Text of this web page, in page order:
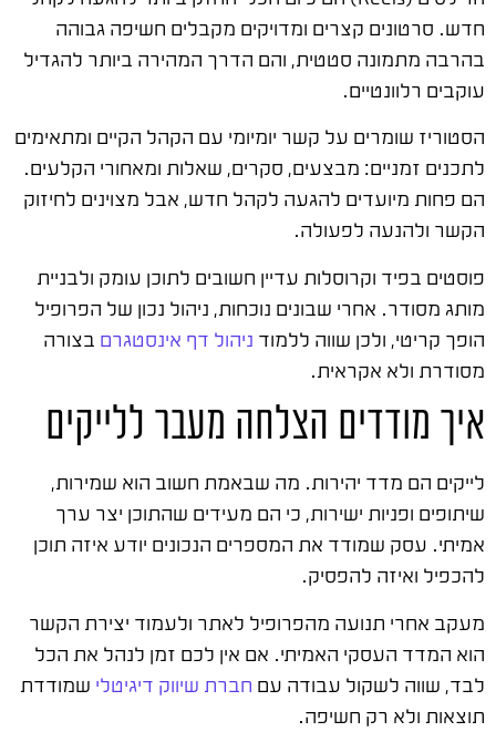
חדש. סרטונים קצרים ומדויקים מקבלים חשיפה גבוהה
בהרבה מתמונה סטטית, והם הדרך המהירה ביותר להגדיל
עוקבים רלוונטיים.
הסטוריז שומרים על קשר יומיומי עם הקהל הקיים ומתאימים
לתכנים זמניים: מבצעים, סקרים, שאלות ומאחורי הקלעים.
הם פחות מיועדים להגעה לקהל חדש, אבל מצוינים לחיזוק
הקשר ולהנעה לפעולה.
פוסטים בפיד וקרוסלות עדיין חשובים לתוכן עומק ולבניית
מותג מסודר. אחרי שבונים נוכחות, ניהול נכון של הפרופיל
הופך קריטי, ולכן שווה ללמוד ניהול דף אינסטגרם בצורה
מסודרת ולא אקראית.
איך מודדים הצלחה מעבר ללייקים
לייקים הם מדד יהירות. מה שבאמת חשוב הוא שמירות,
שיתופים ופניות ישירות, כי הם מעידים שהתוכן יצר ערך
אמיתי. עסק שמודד את המספרים הנכונים יודע איזה תוכן
להכפיל ואיזה להפסיק.
מעקב אחרי תנועה מהפרופיל לאתר ולעמוד יצירת הקשר
הוא המדד העסקי האמיתי. אם אין לכם זמן לנהל את הכל
לבד, שווה לשקול עבודה עם חברת שיווק דיגיטלי שמודדת
תוצאות ולא רק חשיפה.